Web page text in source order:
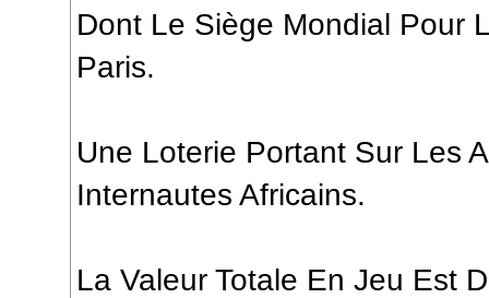
Dont Le Siège Mondial Pour
Paris.
Une Loterie Portant Sur Les
Internautes Africains.
La Valeur Totale En Jeu Est